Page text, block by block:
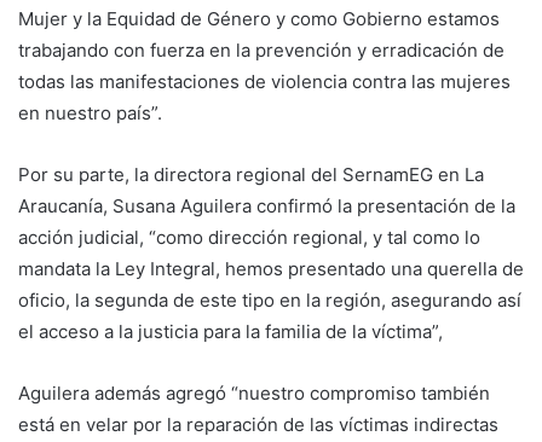
Mujer y la Equidad de Género y como Gobierno estamos
trabajando con fuerza en la prevención y erradicación de
todas las manifestaciones de violencia contra las mujeres
en nuestro país”.
Por su parte, la directora regional del SernamEG en La
Araucanía, Susana Aguilera confirmó la presentación de la
acción judicial, “como dirección regional, y tal como lo
mandata la Ley Integral, hemos presentado una querella de
oficio, la segunda de este tipo en la región, asegurando así
el acceso a la justicia para la familia de la víctima”,
Aguilera además agregó “nuestro compromiso también
está en velar por la reparación de las víctimas indirectas